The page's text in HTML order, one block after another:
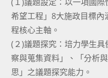
希望工程」8大施政目標
程核心主軸。
(２)議題探究：培力學生
察與蒐集資料」、「分析
思」之議題探究能力。